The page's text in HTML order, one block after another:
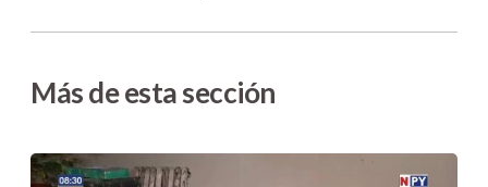
Más de esta sección